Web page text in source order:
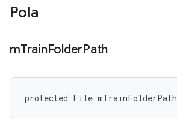
Pola
mTrainFolderPath
protected File mTrainFolderPath